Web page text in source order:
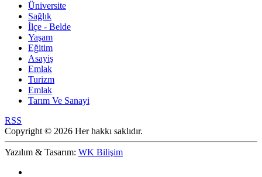
Üniversite
Sağlık
İlçe - Belde
Yaşam
Eğitim
Asayiş
Emlak
Turizm
Emlak
Tarım Ve Sanayi
RSS
Copyright © 2026 Her hakkı saklıdır.
Yazılım & Tasarım: WK Bilişim